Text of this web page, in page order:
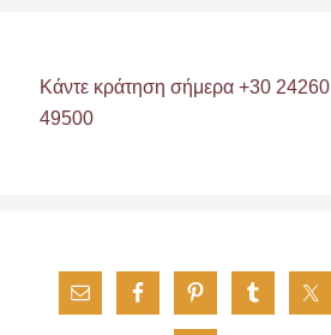
Κάντε κράτηση σήμερα +30 24260
49500